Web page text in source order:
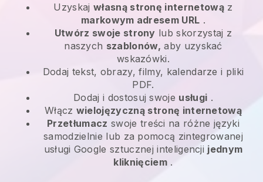
Uzyskaj własną stronę internetowąz
markowym adresem URL .
Utwórz swoje strony lub skorzystaj z
naszych szablonów, aby uzyskać
wskazówki.
Dodaj tekst, obrazy, filmy, kalendarze i pliki
PDF.
Dodaj i dostosuj swoje usługi .
Włącz wielojęzyczną stronę internetową
Przetłumacz swoje treści na różne języki
samodzielnie lub za pomocą zintegrowanej
usługi Google sztucznej inteligencji jednym
kliknięciem.